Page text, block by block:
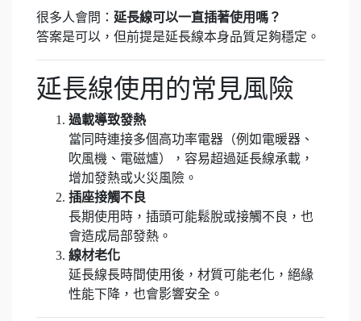
很多人會問： 延長線可以一直插著使用嗎？
答案是可以，但前提是延長線本身品質足夠穩定。
延長線使用的常見風險
過載導致發熱
當同時連接多個高功率電器（例如電暖器、
吹風機、電磁爐），容易超過延長線承載，
增加發熱或火災風險。
插座接觸不良
長期使用時，插頭可能鬆脫或接觸不良，也
會造成局部發熱。
線材老化
延長線長時間使用後，材質可能老化，絕緣
性能下降，也會影響安全。